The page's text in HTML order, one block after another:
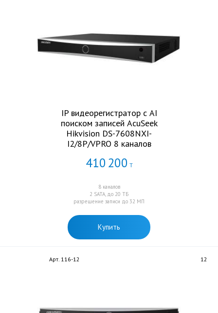
IP видеорегистратор с AI
поиском записей AcuSeek
Hikvision DS-7608NXI-
I2/8P/VPRO 8 каналов
410 200 Т
8 каналов
2 SATA, до 20 ТБ
разрешение записи до 32 МП
Купить
Арт. 116-12 12